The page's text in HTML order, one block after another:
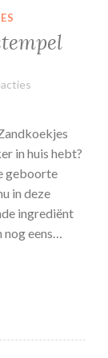
in huis hebt?
geboorte
in deze
ingrediënt
nog eens…